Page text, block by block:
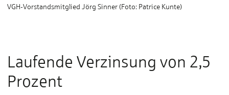
VGH-Vorstandsmitglied Jörg Sinner (Foto: Patrice Kunte)
Laufende Verzinsung von 2,5
Prozent